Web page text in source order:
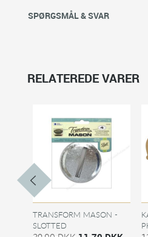
SPØRGSMÅL & SVAR
RELATEREDE VARER
TRANSFORM MASON -
SLOTTED